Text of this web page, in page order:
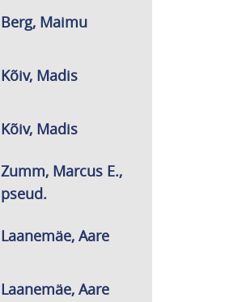
Berg, Maimu
Kõiv, Madis
Kõiv, Madis
Zumm, Marcus E.,
pseud.
Laanemäe, Aare
Laanemäe, Aare